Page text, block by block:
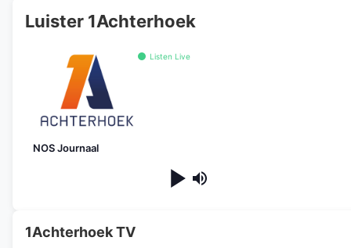
Luister 1Achterhoek
Listen Live
NOS Journaal
1Achterhoek TV